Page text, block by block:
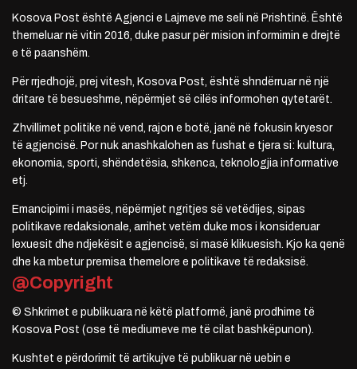
Kosova Post është Agjenci e Lajmeve me seli në Prishtinë. Është
themeluar në vitin 2016, duke pasur për mision informimin e drejtë
e të paanshëm.
Për rrjedhojë, prej vitesh, Kosova Post, është shndërruar në një
dritare të besueshme, nëpërmjet së cilës informohen qytetarët.
Zhvillimet politike në vend, rajon e botë, janë në fokusin kryesor
të agjencisë. Por nuk anashkalohen as fushat e tjera si: kultura,
ekonomia, sporti, shëndetësia, shkenca, teknologjia informative
etj.
Emancipimi i masës, nëpërmjet ngritjes së vetëdijes, sipas
politikave redaksionale, arrihet vetëm duke mos i konsideruar
lexuesit dhe ndjekësit e agjencisë, si masë klikuesish. Kjo ka qenë
dhe ka mbetur premisa themelore e politikave të redaksisë.
@Copyright
© Shkrimet e publikuara në këtë platformë, janë prodhime të
Kosova Post (ose të mediumeve me të cilat bashkëpunon).
Kushtet e përdorimit të artikujve të publikuar në uebin e